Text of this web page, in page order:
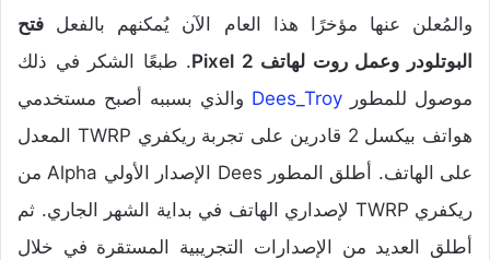
والمُعلن عنها مؤخرًا هذا العام الآن يُمكنهم بالفعل فتح
البوتلودر وعمل روت لهاتف Pixel 2
. طبعًا الشكر في ذلك
موصول للمطور Dees_Troy والذي بسببه أصبح مستخدمي
هواتف بيكسل 2 قادرين على تجربة ريكفري TWRP المعدل
على الهاتف. أطلق المطور Dees الإصدار الأولي Alpha من
ريكفري TWRP لإصداري الهاتف في بداية الشهر الجاري. ثم
أطلق العديد من الإصدارات التجريبية المستقرة في خلال